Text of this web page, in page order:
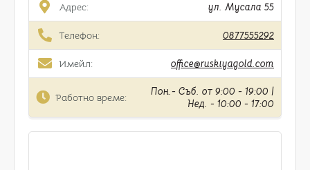
Адрес: ул. Мусала 55
Телефон: 0877555292
Имейл: office@ruskiyagold.com
Работно време:
Пон.- Съб. от 9:00 - 19:00 |
Нед. - 10:00 - 17:00